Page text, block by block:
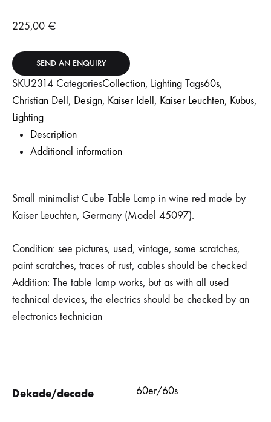
225,00 €
SEND AN ENQUIRY
SKU2314 CategoriesCollection, Lighting Tags60s,
Christian Dell , Design, Kaiser Idell , Kaiser Leuchten, Kubus,
Lighting
Description
Additional information
Small minimalist Cube Table Lamp in wine red made by
Kaiser Leuchten, Germany (Model 45097).
Condition: see pictures, used, vintage, some scratches,
paint scratches, traces of rust, cables should be checked
Addition: The table lamp works, but as with all used
technical devices, the electrics should be checked by an
electronics technician
Dekade/decade 60er/60s